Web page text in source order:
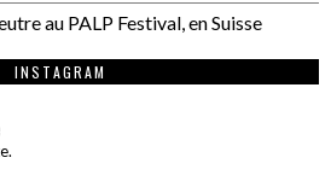
au PALP Festival, en Suisse
INSTAGRAM